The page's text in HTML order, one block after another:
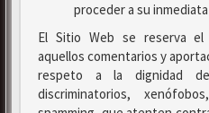
proceder a su
El Sitio Web se reserva
aquellos comentarios y
respeto a la dignidad
discriminatorios,